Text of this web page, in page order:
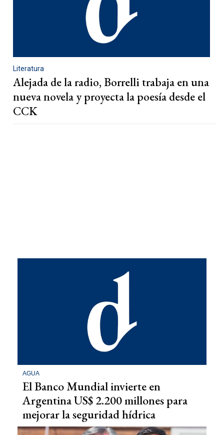
Literatura
Alejada de la radio, Borrelli trabaja en una
nueva novela y proyecta la poesía desde el
CCK
AGUA
El Banco Mundial invierte en
Argentina US$ 2.200 millones para
mejorar la seguridad hídrica